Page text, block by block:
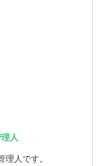
人
人です。